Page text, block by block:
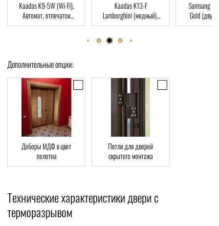
Kaadas K13-F
Lamborghini (медный),
Автомат, Face-ID,
Samsung SHP-DP728
Gold (двухригельная
врезная часть), Автомат,
Дополнительные опции:
Доборы МДФ в цвет
полотна
Петли для дверей
скрытого монтажа
Технические характеристики двери с
терморазрывом